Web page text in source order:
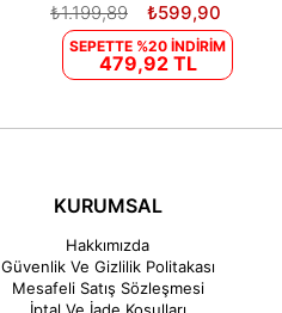
₺599,90
₺1.199,89
SEPETTE %20 İNDİRİM
479,92 TL
KURUMSAL
Hakkımızda
Güvenlik Ve Gizlilik Politakası
Mesafeli Satış Sözleşmesi